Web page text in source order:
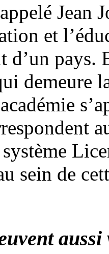
Jean
et
d’un pays.
demeure
sein de